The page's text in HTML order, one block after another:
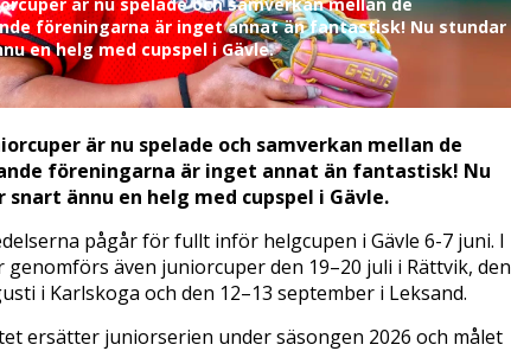
föreningarna är inget annat än fantastisk! Nu stundar
en helg med cupspel i Gävle.
är nu spelade och samverkan mellan de
föreningarna är inget annat än fantastisk! Nu
snart ännu en helg med cupspel i Gävle.
pågår för fullt inför helgcupen i Gävle 6-7 juni. I
genomförs även juniorcuper den 19–20 juli i Rättvik, den
i Karlskoga och den 12–13 september i Leksand.
ersätter juniorserien under säsongen 2026 och målet